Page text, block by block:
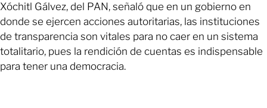
Xóchitl Gálvez, del PAN, señaló que en un gobierno en
donde se ejercen acciones autoritarias, las instituciones
de transparencia son vitales para no caer en un sistema
totalitario, pues la rendición de cuentas es indispensable
para tener una democracia.